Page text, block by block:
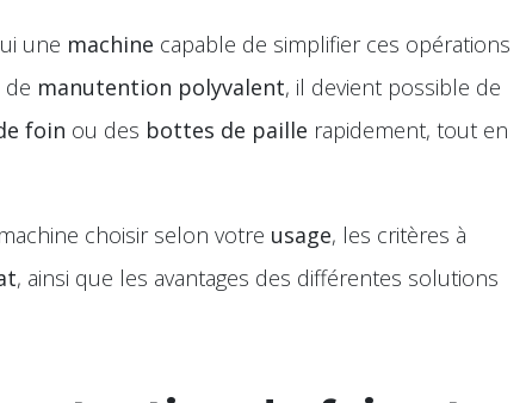
une machine capable de simplifier ces opérations
de manutention polyvalent, il devient possible de
foin ou des bottes de paille rapidement, tout en
choisir selon votre usage, les critères à
, ainsi que les avantages des différentes solutions